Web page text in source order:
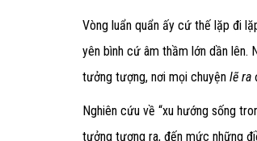
Vòng luẩn quẩn ấy cứ thế lặp đi
yên bình cứ âm thầm lớn dần lên.
tưởng tượng, nơi mọi chuyện lẽ ra
Nghiên cứu về “xu hướng sống
tưởng tượng ra, đến mức những